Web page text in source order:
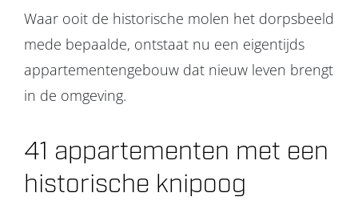
Waar ooit de historische molen het dorpsbeeld
mede bepaalde, ontstaat nu een eigentijds
appartementengebouw dat nieuw leven brengt
in de omgeving.
41 appartementen met een
historische knipoog